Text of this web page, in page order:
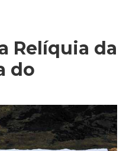
Relíquia da
do